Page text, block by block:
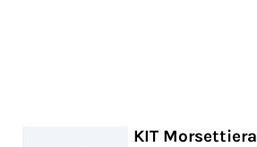
KIT Morsettiera